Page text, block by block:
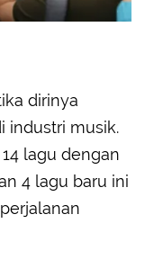
dirinya
industri musik.
lagu dengan
4 lagu baru ini